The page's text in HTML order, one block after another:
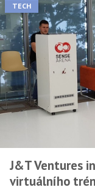
TECH
J&T Ventures
virtuálního